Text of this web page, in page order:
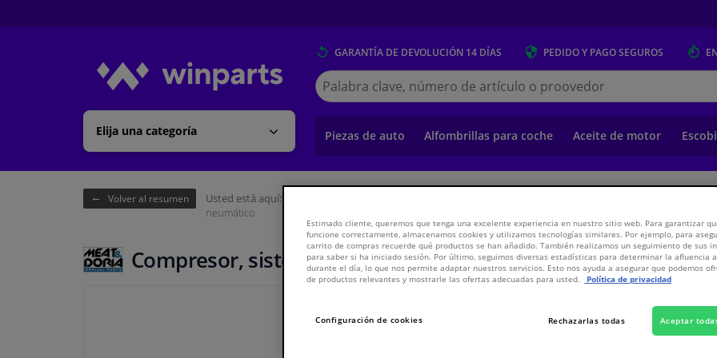
Elija una categoría
GARANTÍA DE DEVOLUCIÓN 14 DÍAS PEDIDO Y PAGOSEGUROS
Buscar
en
Winparts.es
Piezas de auto Alfombrillas para coche Aceite de motor
Volver al resumen Usted está aquí:
neumático
Compresor, sistema neumático
263,68€
Estimado cliente, queremos que tenga una excelente experiencia en nuestro sitio web. Para garantizar
funcione correctamente, almacenamos cookies y utilizamos tecnologías similares. Por ejemplo, para
carrito de compras recuerde qué productos se han añadido. También realizamos un seguimiento de sus
para saber si ha iniciado sesión. Por último, seguimos diversas estadísticas para determinar la afluencia
durante el día, lo que nos permite adaptar nuestros servicios. Esto nos ayuda a asegurar que podemos
de productos relevantes y mostrarle las ofertas adecuadas para usted.
Política de privacidad
Configuración de cookies Rechazarlas todas Aceptar